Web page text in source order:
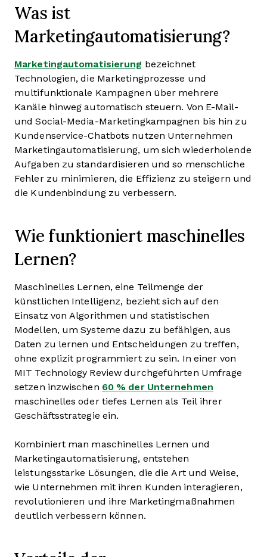
Was ist
Marketingautomatisierung?
Marketingautomatisierung bezeichnet
Technologien, die Marketingprozesse und
multifunktionale Kampagnen über mehrere
Kanäle hinweg automatisch steuern. Von E-Mail-
und Social-Media-Marketingkampagnen bis hin zu
Kundenservice-Chatbots nutzen Unternehmen
Marketingautomatisierung, um sich wiederholende
Aufgaben zu standardisieren und so menschliche
Fehler zu minimieren, die Effizienz zu steigern und
die Kundenbindung zu verbessern.
Wie funktioniert maschinelles
Lernen?
Maschinelles Lernen, eine Teilmenge der
künstlichen Intelligenz, bezieht sich auf den
Einsatz von Algorithmen und statistischen
Modellen, um Systeme dazu zu befähigen, aus
Daten zu lernen und Entscheidungen zu treffen,
ohne explizit programmiert zu sein. In einer von
MIT Technology Review durchgeführten Umfrage
setzen inzwischen 60 % der Unternehmen
maschinelles oder tiefes Lernen als Teil ihrer
Geschäftsstrategie ein.
Kombiniert man maschinelles Lernen und
Marketingautomatisierung, entstehen
leistungsstarke Lösungen, die die Art und Weise,
wie Unternehmen mit ihren Kunden interagieren,
revolutionieren und ihre Marketingmaßnahmen
deutlich verbessern können.